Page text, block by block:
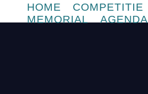
HOME COMPETITIE
MEMORIAL
AGENDA